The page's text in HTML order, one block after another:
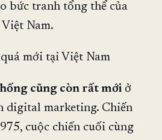
bức tranh tổng thể của
Nam.
mới tại Việt Nam
cũng còn rất mới ở
digital marketing. Chiến
cuộc chiến cuối cùng